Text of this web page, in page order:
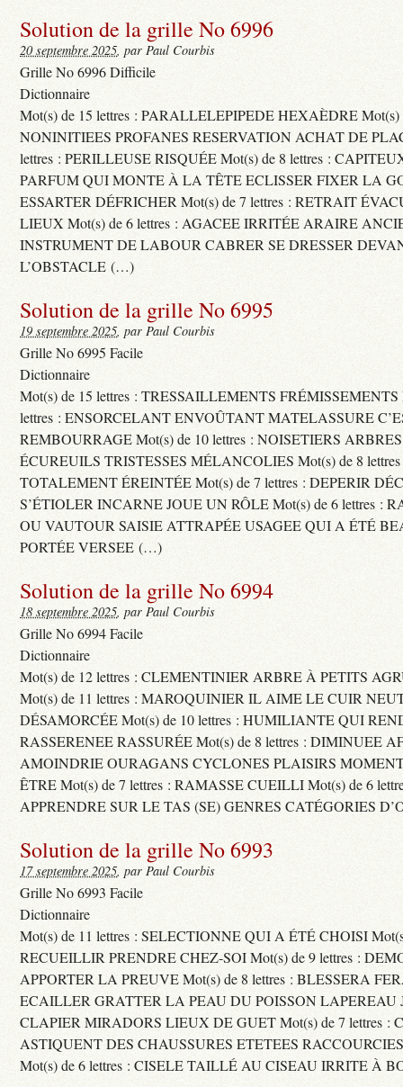
Solution de la grille No 6996
20 septembre 2025, par Paul Courbis
Grille No 6996 Difficile
Dictionnaire
Mot(s) de 15 lettres : PARALLELEPIPEDE HEXAÈDRE Mot(s)
NONINITIEES PROFANES RESERVATION ACHAT DE
lettres : PERILLEUSE RISQUÉE Mot(s) de 8 lettres :
PARFUM QUI MONTE À LA TÊTE ECLISSER FIXER LA
ESSARTER DÉFRICHER Mot(s) de 7 lettres : RETRAIT
LIEUX Mot(s) de 6 lettres : AGACEE IRRITÉE ARAIRE
INSTRUMENT DE LABOUR CABRER SE DRESSER
L’OBSTACLE (…)
Solution de la grille No 6995
19 septembre 2025, par Paul Courbis
Grille No 6995 Facile
Dictionnaire
Mot(s) de 15 lettres : TRESSAILLEMENTS FRÉMISSEMENTS
lettres : ENSORCELANT ENVOÛTANT MATELASSURE
REMBOURRAGE Mot(s) de 10 lettres : NOISETIERS
ÉCUREUILS TRISTESSES MÉLANCOLIES Mot(s) de 8
TOTALEMENT ÉREINTÉE Mot(s) de 7 lettres : DEPERIR
S’ÉTIOLER INCARNE JOUE UN RÔLE Mot(s) de 6 lettres :
OU VAUTOUR SAISIE ATTRAPÉE USAGEE QUI A ÉTÉ
PORTÉE VERSEE (…)
Solution de la grille No 6994
18 septembre 2025, par Paul Courbis
Grille No 6994 Facile
Dictionnaire
Mot(s) de 12 lettres : CLEMENTINIER ARBRE À PETITS
Mot(s) de 11 lettres : MAROQUINIER IL AIME LE CUIR
DÉSAMORCÉE Mot(s) de 10 lettres : HUMILIANTE QUI
RASSERENEE RASSURÉE Mot(s) de 8 lettres : DIMINUEE
AMOINDRIE OURAGANS CYCLONES PLAISIRS
ÊTRE Mot(s) de 7 lettres : RAMASSE CUEILLI Mot(s) de 6
APPRENDRE SUR LE TAS (SE) GENRES CATÉGORIES
Solution de la grille No 6993
17 septembre 2025, par Paul Courbis
Grille No 6993 Facile
Dictionnaire
Mot(s) de 11 lettres : SELECTIONNE QUI A ÉTÉ CHOISI
RECUEILLIR PRENDRE CHEZ-SOI Mot(s) de 9 lettres :
APPORTER LA PREUVE Mot(s) de 8 lettres : BLESSERA
ECAILLER GRATTER LA PEAU DU POISSON LAPEREAU
CLAPIER MIRADORS LIEUX DE GUET Mot(s) de 7 lettres :
ASTIQUENT DES CHAUSSURES ETETEES
Mot(s) de 6 lettres : CISELE TAILLÉ AU CISEAU IRRITE À